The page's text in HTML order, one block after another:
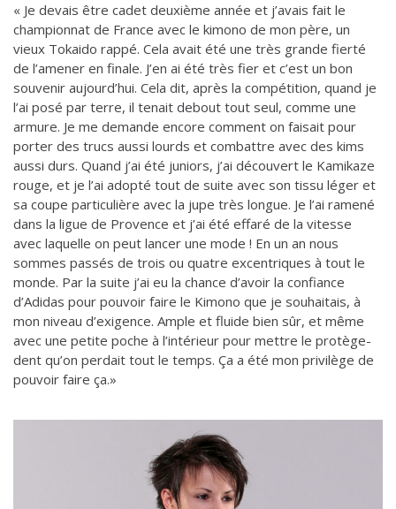
« Je devais être cadet deuxième année et j’avais fait le
championnat de France avec le kimono de mon père, un
vieux Tokaido rappé. Cela avait été une très grande fierté
de l’amener en finale. J’en ai été très fier et c’est un bon
souvenir aujourd’hui. Cela dit, après la compétition, quand je
l’ai posé par terre, il tenait debout tout seul, comme une
armure. Je me demande encore comment on faisait pour
porter des trucs aussi lourds et combattre avec des kims
aussi durs. Quand j’ai été juniors, j’ai découvert le Kamikaze
rouge, et je l’ai adopté tout de suite avec son tissu léger et
sa coupe particulière avec la jupe très longue. Je l’ai ramené
dans la ligue de Provence et j’ai été effaré de la vitesse
avec laquelle on peut lancer une mode ! En un an nous
sommes passés de trois ou quatre excentriques à tout le
monde. Par la suite j’ai eu la chance d’avoir la confiance
d’Adidas pour pouvoir faire le Kimono que je souhaitais, à
mon niveau d’exigence. Ample et fluide bien sûr, et même
avec une petite poche à l’intérieur pour mettre le protège-
dent qu’on perdait tout le temps. Ça a été mon privilège de
pouvoir faire ça.»